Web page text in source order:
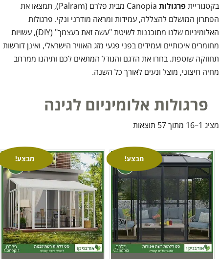
בקטגורייתפרגולות
Canopia מבית פלרם (Palram), תמצאו את
הפתרון המושלם להצללה, עמידות ומראה מודרני ונקי. פרגולות
האלומיניום שלנו מתוכננות לשיטת "עשה זאת בעצמך" (DIY), עשויות
מחומרים איכותיים ועמידים בפני פגעי מזג האוויר הישראלי, ואינן דורשות
תחזוקה שוטפת. בחרו את הדגם והגודל המתאים לכם ותיהנו ממרחב
מחיה חיצוני, מוצל ונעים לאורך כל השנה.
פרגולות אלומיניום לגינה
מציג 1–16 מתוך 57 תוצאות
מבצע! מבצע!